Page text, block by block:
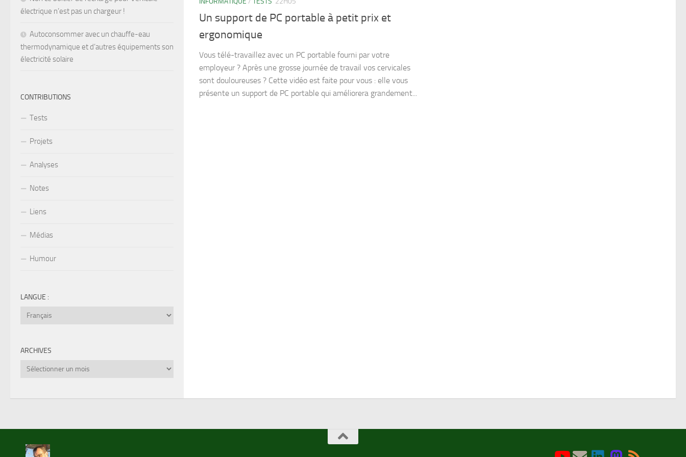
Un support de PC portable à petit prix et
ergonomique
Vous télé-travaillez avec un PC portable fourni par votre
employeur ? Après une grosse journée de travail vos cervicales
sont douloureuses ? Cette vidéo est faite pour vous : elle vous
présente un support de PC portable qui améliorera grandement...
électrique n’est pas un chargeur !
Autoconsommer avec un chauffe-eau
thermodynamique et d’autres équipements son
électricité solaire
CONTRIBUTIONS
Tests
Projets
Analyses
Notes
Liens
Médias
Humour
LANGUE :
ARCHIVES
Archives